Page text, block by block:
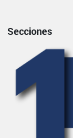
Secciones